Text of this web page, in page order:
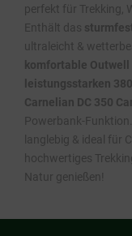
perfekt für Trekking,
Enthält das
ultraleicht &
komfortable
leistungsstarken
Carnelian DC 350
Powerbank-
langlebig & ideal für
hochwertiges
Natur genießen!